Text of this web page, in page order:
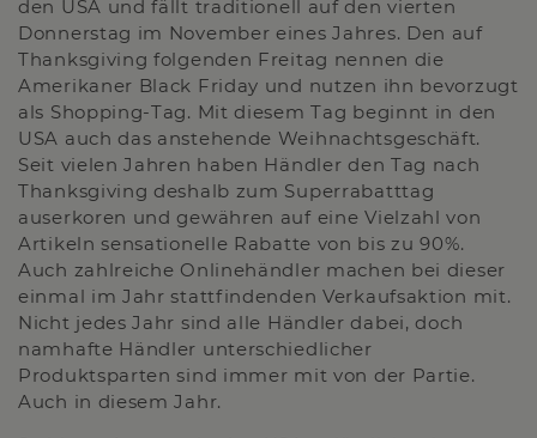
den USA und fällt traditionell auf den vierten
Donnerstag im November eines Jahres. Den auf
Thanksgiving folgenden Freitag nennen die
Amerikaner Black Friday und nutzen ihn bevorzugt
als Shopping-Tag. Mit diesem Tag beginnt in den
USA auch das anstehende Weihnachtsgeschäft.
Seit vielen Jahren haben Händler den Tag nach
Thanksgiving deshalb zum Superrabatttag
auserkoren und gewähren auf eine Vielzahl von
Artikeln sensationelle Rabatte von bis zu 90%.
Auch zahlreiche Onlinehändler machen bei dieser
einmal im Jahr stattfindenden Verkaufsaktion mit.
Nicht jedes Jahr sind alle Händler dabei, doch
namhafte Händler unterschiedlicher
Produktsparten sind immer mit von der Partie.
Auch in diesem Jahr.